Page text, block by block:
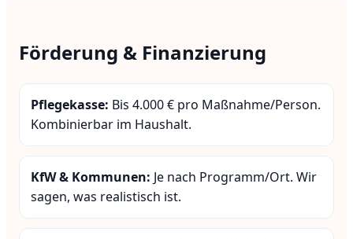
Förderung & Finanzierung
Pflegekasse: Bis 4.000 € pro Maßnahme/Person.
Kombinierbar im Haushalt.
KfW & Kommunen: Je nach Programm/Ort. Wir
sagen, was realistisch ist.